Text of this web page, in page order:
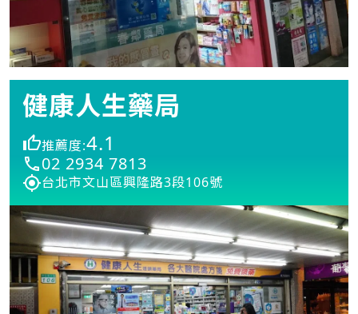
健康人生藥局
推薦度:4.1
02 2934 7813
台北市文山區興隆路3段106號